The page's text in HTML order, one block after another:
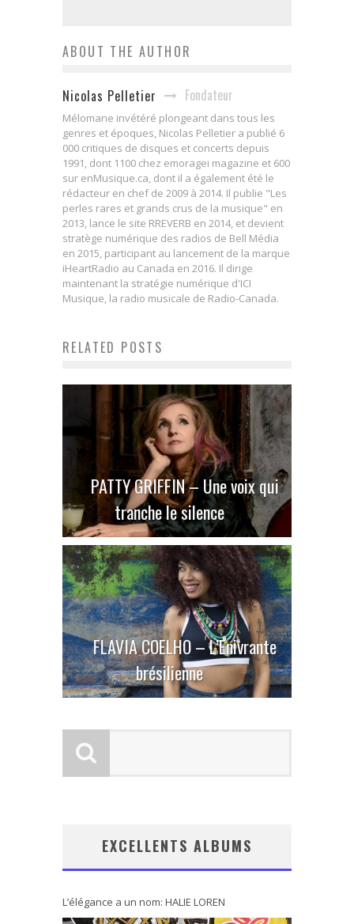
ABOUT THE AUTHOR
Nicolas Pelletier Fondateur
Mélomane invétéré plongeant dans tous les
genres et époques, Nicolas Pelletier a publié 6
000 critiques de disques et concerts depuis
1991, dont 1100 chez emoragei magazine et 600
sur enMusique.ca, dont il a également été le
rédacteur en chef de 2009 à 2014. Il publie "Les
perles rares et grands crus de la musique" en
2013, lance le site RREVERB en 2014, et devient
stratège numérique des radios de Bell Média
en 2015, participant au lancement de la marque
iHeartRadio au Canada en 2016. Il dirige
maintenant la stratégie numérique d'ICI
Musique, la radio musicale de Radio-Canada.
RELATED POSTS
PATTY GRIFFIN – Une voix qui
tranche le silence
FLAVIA COELHO – L’Enivrante
brésilienne
EXCELLENTS ALBUMS
L’élégance a un nom: HALIE LOREN